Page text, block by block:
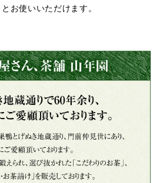
お使いいただけます。